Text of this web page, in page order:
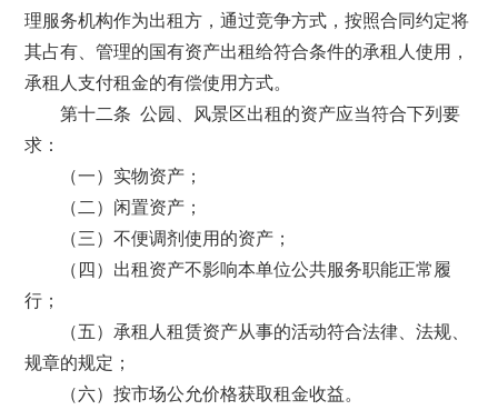
理服务机构作为出租方，通过竞争方式，按照合同约定将
其占有、管理的国有资产出租给符合条件的承租人使用，
承租人支付租金的有偿使用方式。
第十二条 公园、风景区出租的资产应当符合下列要
求：
（一）实物资产；
（二）闲置资产；
（三）不便调剂使用的资产；
（四）出租资产不影响本单位公共服务职能正常履
行；
（五）承租人租赁资产从事的活动符合法律、法规、
规章的规定；
（六）按市场公允价格获取租金收益。